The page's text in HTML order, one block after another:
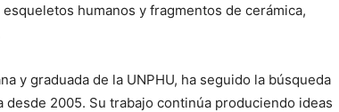
humanos y fragmentos de cerámica,
y graduada de la UNPHU, ha seguido la búsqueda
2005. Su trabajo continúa produciendo ideas